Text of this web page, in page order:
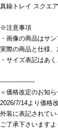
真鍮トレイ スクエ
※注意事項
・画像の商品はサン
実際の商品と仕様、
・サイズ表記はあ
------------------
＜価格改定のお知ら
2026/7/14より価格
外装に表記されてい
ご了承下さいますよ